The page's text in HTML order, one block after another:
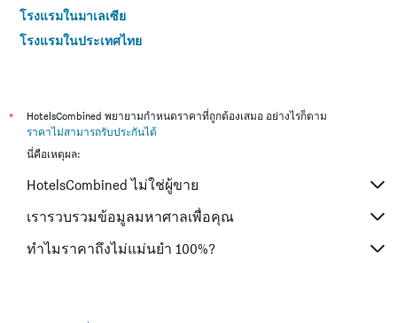
โรงแรมในมาเลเซีย
โรงแรมในประเทศไทย
*
HotelsCombined พยายามกำหนดราคาที่ถูกต้องเสมอ อย่างไรก็ตาม
ราคาไม่สามารถรับประกันได้
นี่คือเหตุผล:
HotelsCombined ไม่ใช่ผู้ขาย
เรารวบรวมข้อมูลมหาศาลเพื่อคุณ
ทำไมราคาถึงไม่แม่นยำ 100%?